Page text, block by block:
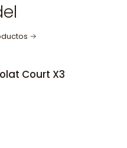
Court X3